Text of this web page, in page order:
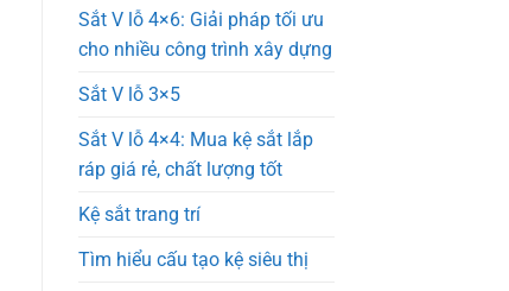
Sắt V lỗ 4×6: Giải pháp tối ưu
cho nhiều công trình xây dựng
Sắt V lỗ 3×5
Sắt V lỗ 4×4: Mua kệ sắt lắp
ráp giá rẻ, chất lượng tốt
Kệ sắt trang trí
Tìm hiểu cấu tạo kệ siêu thị